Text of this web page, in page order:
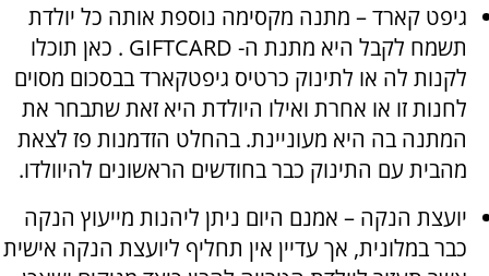
גיפט קארד – מתנה מקסימה נוספת אותה כל יולדת
תשמח לקבל היא מתנת ה- GIFTCARD . כאן תוכלו
לקנות לה או לתינוק כרטיס גיפטקארד בבסכום מסוים
לחנות זו או אחרת ואילו היולדת היא זאת שתבחר את
המתנה בה היא מעוניינת. בהחלט הזדמנות פז לצאת
מהבית עם התינוק כבר בחודשים הראשונים להיוולדו.
יועצת הנקה – אמנם היום ניתן ליהנות מייעוץ הנקה
כבר במלונית, אך עדיין אין תחליף ליועצת הנקה אישית